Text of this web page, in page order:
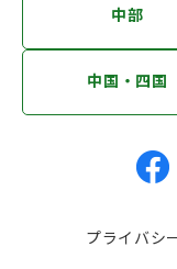
中部
中国・四国
プライバシ